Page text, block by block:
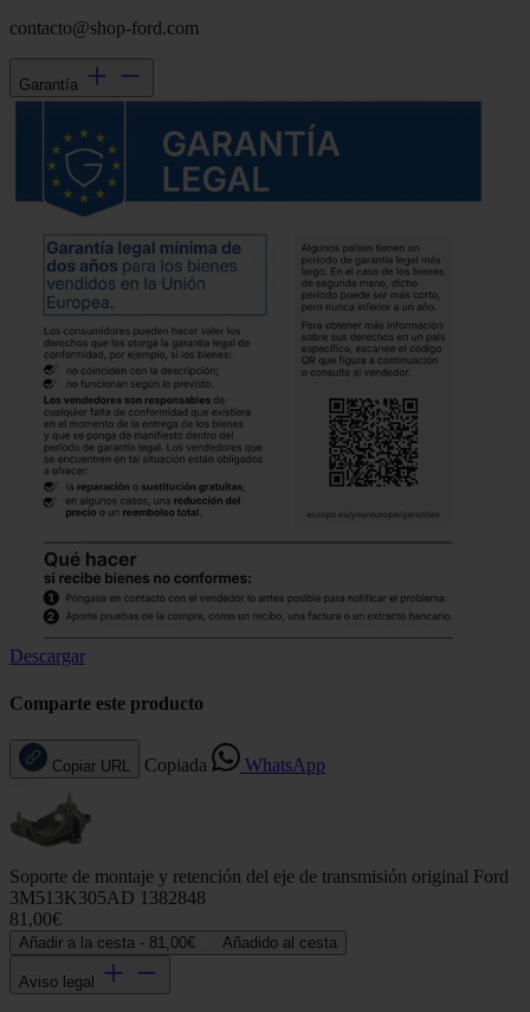
contacto@shop-ford.com
Garantía
Descargar
Comparte este producto
Copiar URL Copiada WhatsApp
Soporte de montaje y retención del eje de transmisión original Ford
3M513K305AD 1382848
81,00€
Añadir a la cesta - 81,00€ Añadido al cesta
Aviso legal